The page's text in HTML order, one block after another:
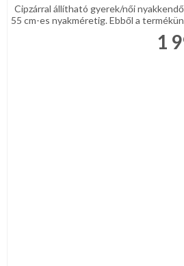
Cipzárral állítható gyerek/női
55 cm-es nyakméretig. Ebből a
1